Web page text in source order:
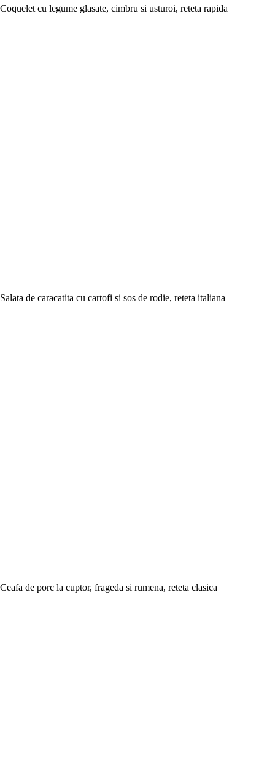
Coquelet cu legume glasate, cimbru si usturoi, reteta rapida
Salata de caracatita cu cartofi si sos de rodie, reteta italiana
Ceafa de porc la cuptor, frageda si rumena, reteta clasica